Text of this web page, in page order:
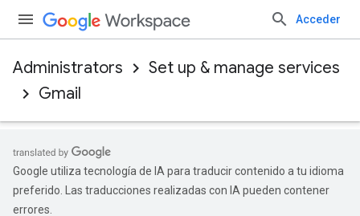
Acceder
Administrators
Set up & manage services
Gmail
Google utiliza tecnología de IA para traducir contenido a tu idioma
preferido. Las traducciones realizadas con IA pueden contener
errores.